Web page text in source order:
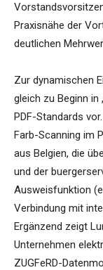
Praxisnähe der
deutlichen
Zur dynamischen
gleich zu Beginn in
PDF-Standards
Farb-Scanning im
aus Belgien, die
und der
Ausweisfunktion
Verbindung mit
Ergänzend zeigt
Unternehmen
ZUGFeRD-